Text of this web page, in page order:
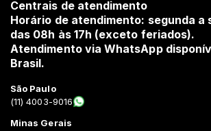
Centrais de atendimento
Horário de atendimento: segunda
das 08h às 17h (exceto feriados).
Atendimento via WhatsApp
Brasil.
São Paulo
(11) 4003-9016
Minas Gerais